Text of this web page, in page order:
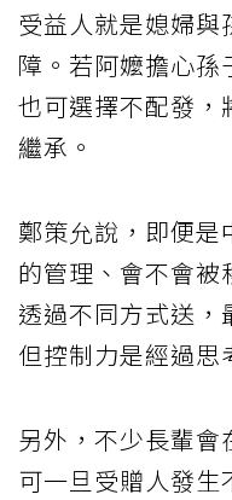
受益人就是媳婦
障。若阿嬤擔心孫
也可選擇不配發，
繼承。
鄭策允說，即便是
的管理、會不會被
透過不同方式送，
但控制力是經過思
另外，不少長輩會
可一旦受贈人發生